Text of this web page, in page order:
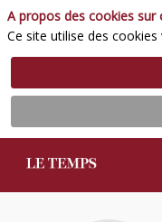
A propos des cookies sur
Ce site utilise des